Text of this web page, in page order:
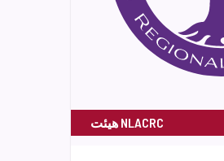
هیئت NLACRC